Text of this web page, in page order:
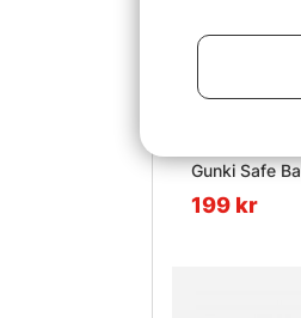
Gunki Safe
199 kr